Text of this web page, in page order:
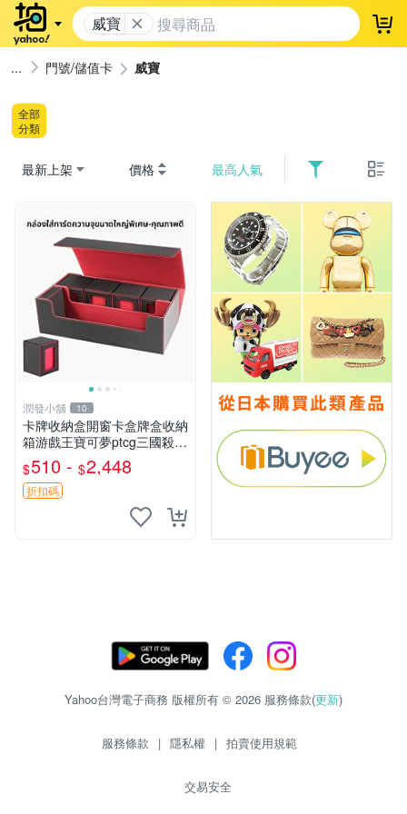
威寶 登
門號/儲值卡 威寶
全部
分類
最新上架 價格 最高人氣
潤發小舖 10
卡牌收納盒開窗卡盒牌盒收納
箱游戲王寶可夢ptcg三國殺海
賊王dtcg
$510 - $2,448
折扣碼
Yahoo台灣電子商務 版權所有 © 2026 服務條款(更新)
服務條款 | 隱私權 | 拍賣使用規範
交易安全